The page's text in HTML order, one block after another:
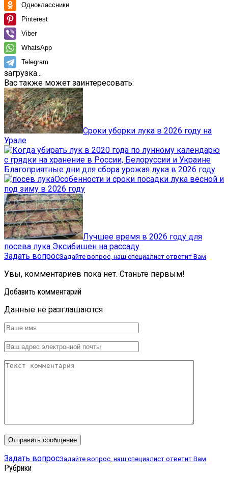
Одноклассники
Pinterest
Viber
WhatsApp
Telegram
загрузка...
Вас также может заинтересовать:
Сроки уборки лука в 2026 году на
Урале
Благоприятные дни для сбора урожая лука в 2026 году
Особенности и сроки посадки лука весной и
под зиму в 2026 году
Лучшее время в 2026 году для
посева лука Эксибишен на рассаду
Задать вопросЗадайте вопрос, наш специалист ответит Вам
Увы, комментариев пока нет. Станьте первым!
Добавить комментарий
Данные не разглашаются
Задать вопросЗадайте вопрос, наш специалист ответит Вам
Рубрики